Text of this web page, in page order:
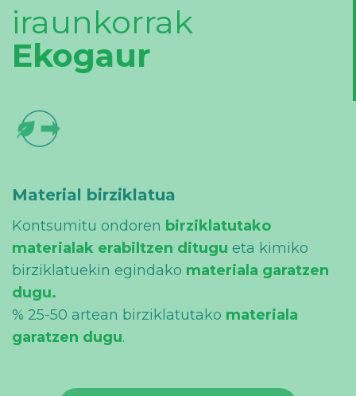
iraunkorrak
Ekogaur
Material birziklatua
Kontsumitu ondoren birziklatutako
materialak erabiltzen ditugu eta kimiko
birziklatuekin egindako materiala garatzen
dugu.
% 25-50 artean birziklatutako materiala
garatzen dugu.